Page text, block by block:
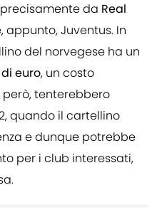
da Real
appunto, Juventus. In
del norvegese ha un
euro, un costo
tenterebbero
quando il cartellino
e dunque potrebbe
per i club interessati,